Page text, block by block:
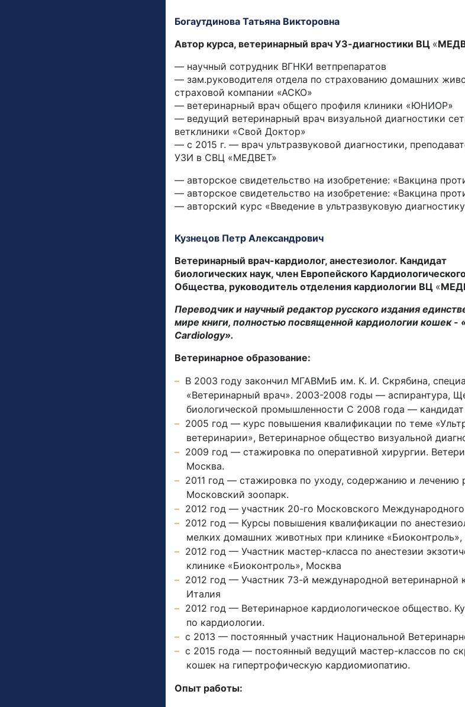
Богаутдинова Татьяна Викторовна
Автор курса, ветеринарный врач УЗ-диагностики ВЦ «
— научный сотрудник ВГНКИ ветпрепаратов
— зам.руководителя отдела по страхованию домашних
страховой компании «АСКО»
— ветеринарный врач общего профиля клиники «ЮНИОР»
— ведущий ветеринарный врач визуальной диагностики
ветклиники «Свой Доктор»
— с 2015 г. — врач ультразвуковой диагностики,
УЗИ в СВЦ «МЕДВЕТ»
— авторское свидетельство на изобретение: «Вакцина
— авторское свидетельство на изобретение: «Вакцина
— авторский курс «Введение в ультразвуковую
Кузнецов Петр Александрович
Ветеринарный врач-кардиолог, анестезиолог. Кандидат
биологических наук, член Европейского
Общества, руководитель отделения кардиологии ВЦ «
Переводчик и научный редактор русского издания
мире книги, полностью посвященной кардиологии кошек -
Cardiology».
Ветеринарное образование:
В 2003 году закончил МГАВМиБ им. К. И. Скрябина,
«Ветеринарный врач». 2003-2008 годы — аспирантура,
биологической промышленности С 2008 года — кандидат
2005 год — курс повышения квалификации по теме
ветеринарии», Ветеринарное общество визуальной
2009 год — стажировка по оперативной хирургии.
Москва.
2011 год — стажировка по уходу, содержанию и лечению
Московский зоопарк.
2012 год — участник 20-го Московского Международного
2012 год — Курсы повышения квалификации по
мелких домашних животных при клинике
2012 год — Участник мастер-класса по анестезии
клинике «Биоконтроль», Москва
2012 год — Участник 73-й международной ветеринарной
Италия
2012 год — Ветеринарное кардиологическое общество.
по кардиологии.
с 2013 — постоянный участник Национальной
c 2015 года — постоянный ведущий мастер-классов по
кошек на гипертрофическую кардиомиопатию.
Опыт работы: